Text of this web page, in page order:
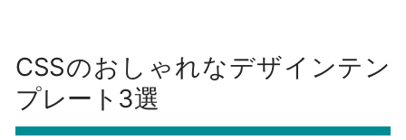
CSSのおしゃれなデザインテン
プレート3選